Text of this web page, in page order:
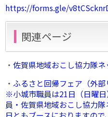
https://forms.gle/
関連ページ
・佐賀県地域おこし協力隊ネ
・ふるさと回帰フェア（外部
※小城市職員は21日（日曜
員・佐賀県地域おこし協力